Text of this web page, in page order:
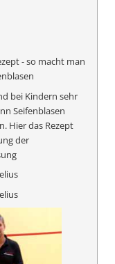
- so macht man
bei Kindern sehr
Seifenblasen
Hier das Rezept
der